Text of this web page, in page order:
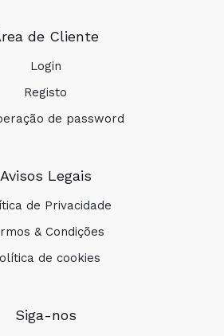
de Cliente
Login
Registo
de password
Avisos Legais
de Privacidade
& Condições
de cookies
Siga-nos